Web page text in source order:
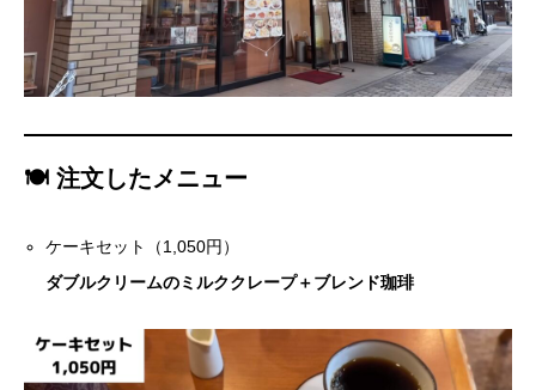
🍽 注文したメニュー
ケーキセット（1,050円）
ダブルクリームのミルククレープ＋ブレンド珈琲